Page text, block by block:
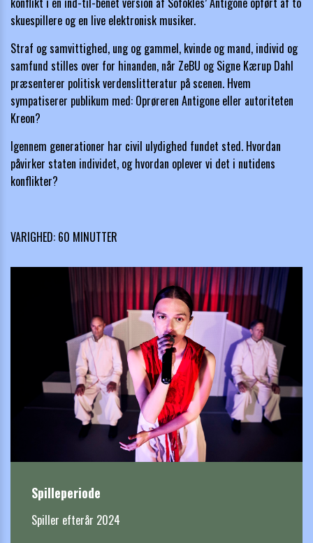
skuespillere og en live elektronisk musiker.
Straf og samvittighed, ung og gammel, kvinde og mand, individ og
samfund stilles over for hinanden, når ZeBU og Signe Kærup Dahl
præsenterer politisk verdenslitteratur på scenen. Hvem
sympatiserer publikum med: Oprøreren Antigone eller autoriteten
Kreon?
Igennem generationer har civil ulydighed fundet sted. Hvordan
påvirker staten individet, og hvordan oplever vi det i nutidens
konflikter?
VARIGHED: 60 MINUTTER
Spilleperiode
Spiller efterår 2024